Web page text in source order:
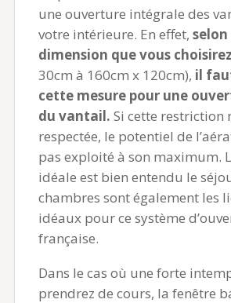
une ouverture intégrale des
votre intérieure. En effet, selon
dimension que vous choisirez
30cm à 160cm x 120cm), il
cette mesure pour une
du vantail. Si cette restriction
respectée, le potentiel de
pas exploité à son maximum.
idéale est bien entendu le
chambres sont également les
idéaux pour ce système
française.
Dans le cas où une forte
prendrez de cours, la fenêtre